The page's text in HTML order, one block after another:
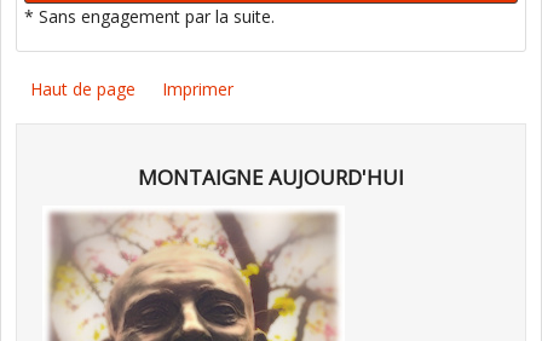
* Sans engagement par la suite.
Haut de page Imprimer
MONTAIGNE AUJOURD'HUI